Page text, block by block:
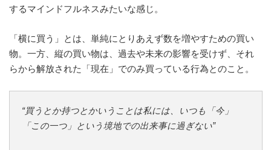
するマインドフルネスみたいな感じ。
「横に買う」とは、単純にとりあえず数を増やすための買い
物。一方、縦の買い物は、過去や未来の影響を受けず、それ
らから解放された「現在」でのみ買っている行為とのこと。
“買うとか持つとかいうことは私には、いつも「今」
「この一つ」という境地での出来事に過ぎない”